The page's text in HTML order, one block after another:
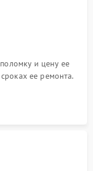
и цену ее
ее ремонта.